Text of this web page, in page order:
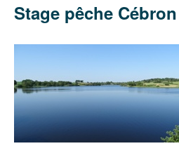
Stage pêche Cébron